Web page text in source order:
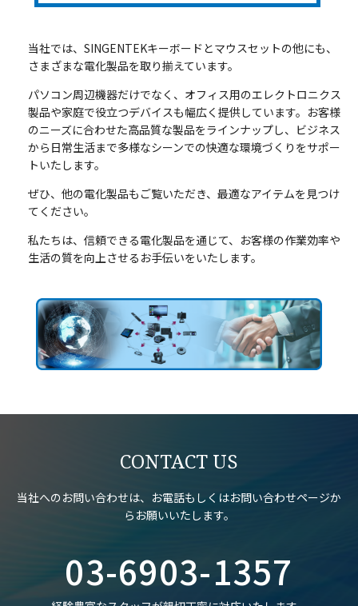
当社では、SINGENTEKキーボードとマウスセットの他にも、
さまざまな電化製品を取り揃えています。
パソコン周辺機器だけでなく、オフィス用のエレクトロニクス
製品や家庭で役立つデバイスも幅広く提供しています。お客様
のニーズに合わせた高品質な製品をラインナップし、ビジネス
から日常生活まで多様なシーンでの快適な環境づくりをサポー
トいたします。
ぜひ、他の電化製品もご覧いただき、最適なアイテムを見つけ
てください。
私たちは、信頼できる電化製品を通じて、お客様の作業効率や
生活の質を向上させるお手伝いをいたします。
CONTACT US
当社へのお問い合わせは、お電話もしくはお問い合わせページか
らお願いいたします。
03-6903-1357